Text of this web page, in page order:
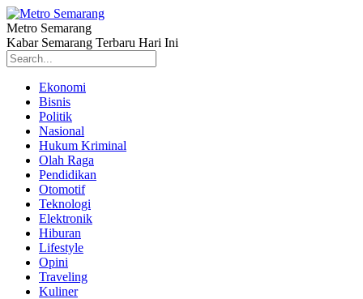
Metro Semarang
Kabar Semarang Terbaru Hari Ini
Ekonomi
Bisnis
Politik
Nasional
Hukum Kriminal
Olah Raga
Pendidikan
Otomotif
Teknologi
Elektronik
Hiburan
Lifestyle
Opini
Traveling
Kuliner